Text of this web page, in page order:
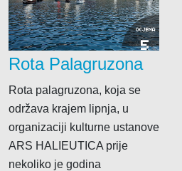
OCJENA
5
Rota Palagruzona
Rota palagruzona, koja se
održava krajem lipnja, u
organizaciji kulturne ustanove
ARS HALIEUTICA prije
nekoliko je godina